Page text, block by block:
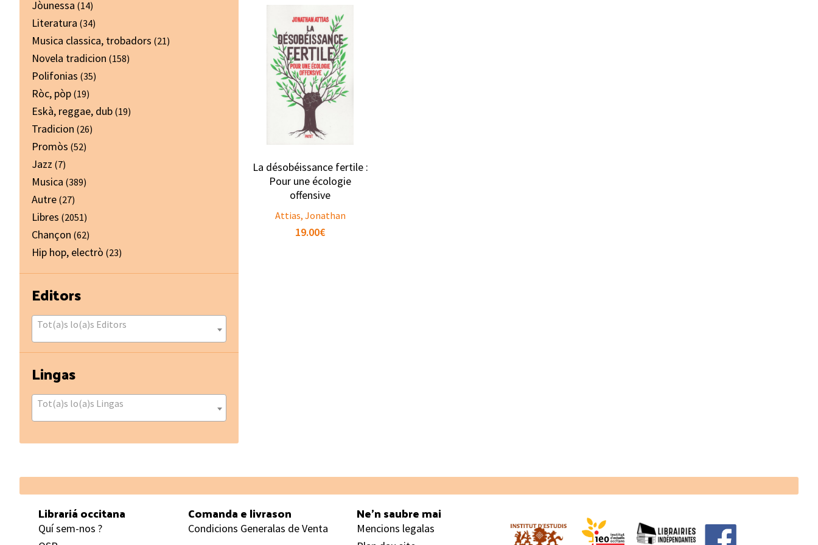
La désobéissance fertile :
Pour une écologie
offensive
Attias, Jonathan
19.00€
Jòunessa (14)
Literatura (34)
Musica classica, trobadors (21)
Novela tradicion (158)
Polifonias (35)
Ròc, pòp (19)
Eskà, reggae, dub (19)
Tradicion (26)
Promòs (52)
Jazz (7)
Musica (389)
Autre (27)
Libres (2051)
Chançon (62)
Hip hop, electrò (23)
Editors
Tot(a)s lo(a)s Editors
Lingas
Tot(a)s lo(a)s Lingas
Footer
Librariá occitana
Quí sem-nos ?
Comanda e livrason
Condicions Generalas de Venta
Ne’n saubre mai
Mencions legalas